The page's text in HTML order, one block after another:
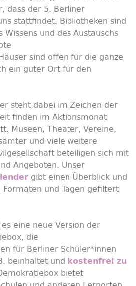
dass der 5. Berliner
stattfindet. Bibliotheken sind
Wissens und des Austauschs
sind offen für die ganze
ein guter Ort für den
steht dabei im Zeichen der
finden im Aktionsmonat
Museen, Theater, Vereine,
und viele weitere
beteiligen sich mit
Angeboten. Unser
gibt einen Überblick und
und Tagen gefiltert
eine neue Version der
die
für Berliner Schüler*innen
beinhaltet und kostenfrei zu
bietet